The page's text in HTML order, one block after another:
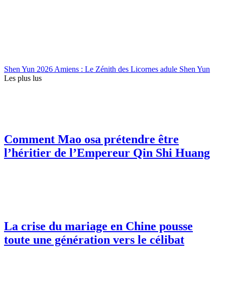
Shen Yun 2026 Amiens : Le Zénith des Licornes adule Shen Yun
Les plus lus
Comment Mao osa prétendre être
l’héritier de l’Empereur Qin Shi Huang
La crise du mariage en Chine pousse
toute une génération vers le célibat